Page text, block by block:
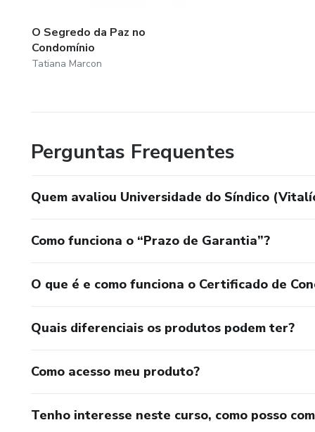
O Segredo da Paz no
Condomínio
Tatiana Marcon
Perguntas Frequentes
Quem avaliou Universidade do Síndico
Como funciona o “Prazo de Garantia”?
O que é e como funciona o Certificado de
Quais diferenciais os produtos podem ter?
Como acesso meu produto?
Tenho interesse neste curso, como posso